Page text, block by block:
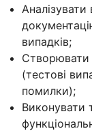
Аналізувати
випадків;
Створювати
(тестові
помилки);
Виконувати